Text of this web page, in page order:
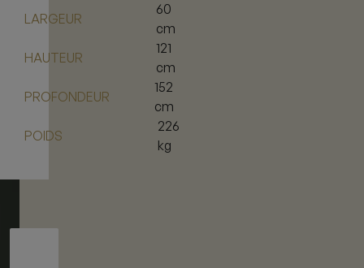
LARGEUR
60
cm
HAUTEUR
121
cm
PROFONDEUR
152
cm
POIDS
226
kg